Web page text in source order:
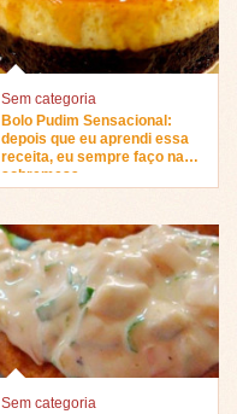
Sem categoria
Bolo Pudim Sensacional:
depois que eu aprendi essa
receita, eu sempre faço na
sobremesa…
Sem categoria